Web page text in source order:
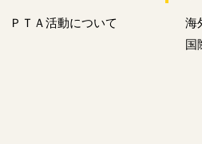
ＰＴＡ活動について
海
国